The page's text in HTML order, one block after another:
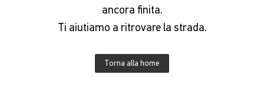
ancora finita.
Ti aiutiamo a ritrovare la strada.
Torna alla home